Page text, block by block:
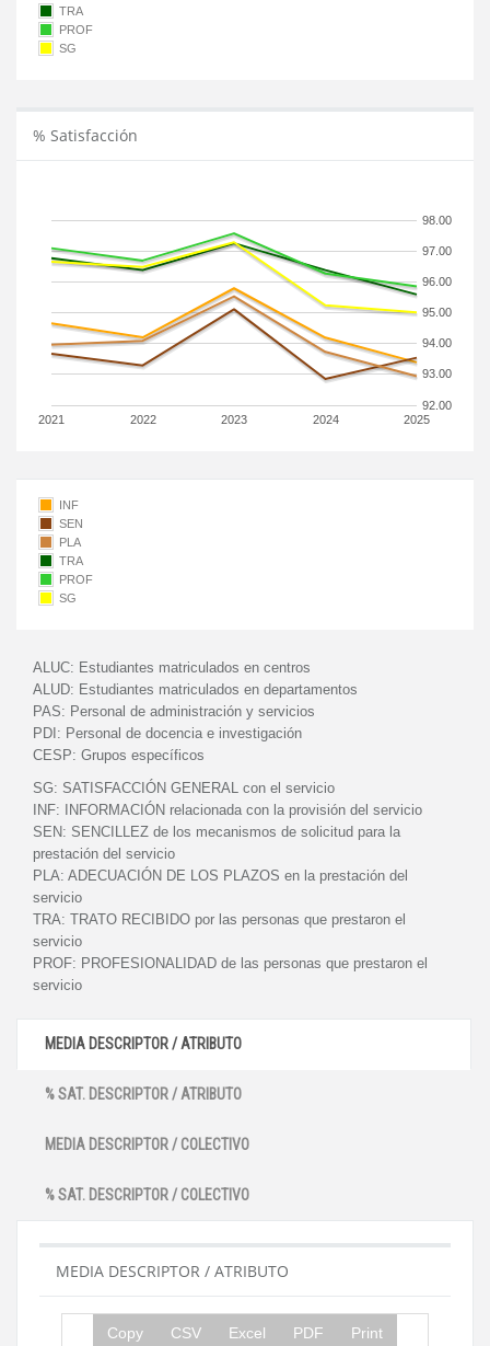
TRA
PROF
SG
% Satisfacción
2021 2022 2023 2024 2025
92.00
93.00
94.00
95.00
96.00
97.00
98.00
INF
SEN
PLA
TRA
PROF
SG
ALUC: Estudiantes matriculados en centros
ALUD: Estudiantes matriculados en departamentos
PAS: Personal de administración y servicios
PDI: Personal de docencia e investigación
CESP: Grupos específicos
SG: SATISFACCIÓN GENERAL con el servicio
INF:
INFORMACIÓN relacionada con la provisión del servicio
SEN: SENCILLEZ de los mecanismos de solicitud para la
prestación del servicio
PLA: ADECUACIÓN DE LOS PLAZOS en la prestación del
servicio
TRA: TRATO RECIBIDO por las personas que prestaron el
servicio
PROF: PROFESIONALIDAD de las personas que prestaron el
servicio
MEDIA DESCRIPTOR / ATRIBUTO
% SAT. DESCRIPTOR / ATRIBUTO
MEDIA DESCRIPTOR / COLECTIVO
% SAT. DESCRIPTOR / COLECTIVO
MEDIA DESCRIPTOR / ATRIBUTO
Copy CSV Excel PDF Print